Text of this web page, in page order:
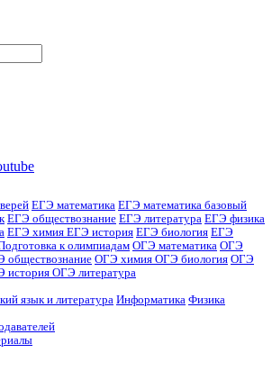
ЕГЭ математика ЕГЭ математика базовый
ЕГЭ обществознание ЕГЭ литература ЕГЭ физика
ЕГЭ химия ЕГЭ история ЕГЭ биология ЕГЭ
к олимпиадам ОГЭ математика ОГЭ
обществознание ОГЭ химия ОГЭ биология ОГЭ
история ОГЭ литература
язык и литература Информатика Физика